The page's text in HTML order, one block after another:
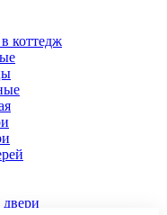
коттедж